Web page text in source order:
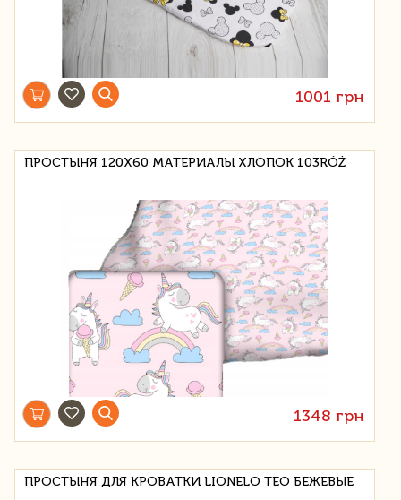
1001 грн
ПРОСТЫНЯ 120X60 МАТЕРИАЛЫ ХЛОПОК 103RÓŻ
1348 грн
ПРОСТЫНЯ ДЛЯ КРОВАТКИ LIONELO ТЕО БЕЖЕВЫЕ